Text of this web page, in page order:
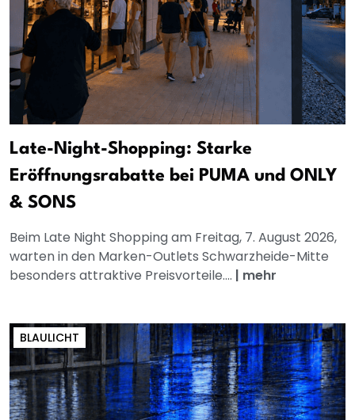
Late-Night-Shopping: Starke
Eröffnungsrabatte bei PUMA und ONLY
& SONS
Beim Late Night Shopping am Freitag, 7. August 2026,
warten in den Marken-Outlets Schwarzheide-Mitte
besonders attraktive Preisvorteile.... | mehr
BLAULICHT